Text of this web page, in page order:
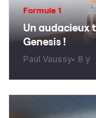
Formule 1
Un audacieux
Genesis !
Paul Vaussy 8 y